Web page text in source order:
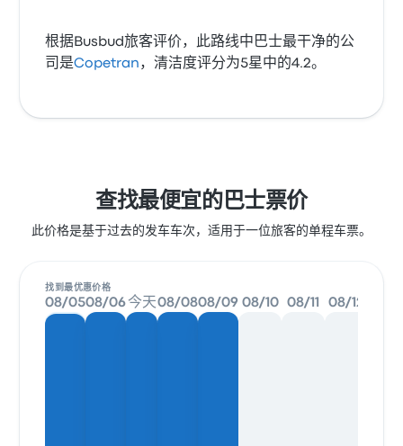
根据Busbud旅客评价，此路线中巴士最干净的公
司是Copetran ，清洁度评分为5星中的4.2。
查找最便宜的巴士票价
此价格是基于过去的发车车次，适用于一位旅客的单程车票。
找到最优惠价格
08/0508/06今天08/0808/09 08/10 08/11 08/12